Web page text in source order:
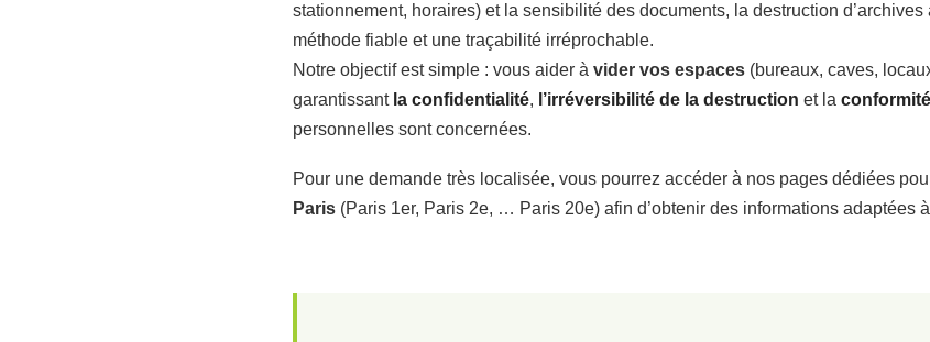
stationnement, horaires) et la sensibilité des documents, la destruction
méthode fiable et une traçabilité irréprochable.
Notre objectif est simple : vous aider à vider vos espaces (bureaux, caves,
garantissant la confidentialité, l’irréversibilité de la destruction et la
personnelles sont concernées.
Pour une demande très localisée, vous pourrez accéder à nos pages dédiées
Paris (Paris 1er, Paris 2e, … Paris 20e) afin d’obtenir des informations adaptées